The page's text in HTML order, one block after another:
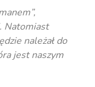
Natomiast
należał do
jest naszym